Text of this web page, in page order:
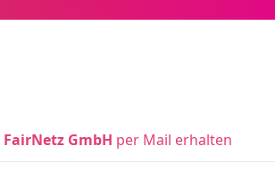
FairNetz GmbH per Mail erhalten